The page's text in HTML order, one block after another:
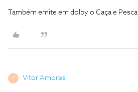
Também emite em dolby o Caça e Pesca.
V Vitor Amores